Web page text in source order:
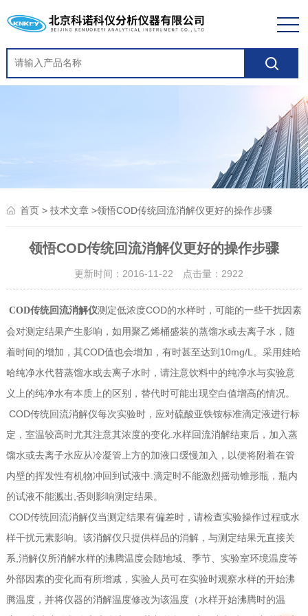
首页> 技术文章>领悟COD传统回流消解仪更好的操作步骤
领悟COD传统回流消解仪更好的操作步骤
更新时间：2016-11-22 点击量： 2922
COD传统回流消解仪测定低浓度COD的水样时，可能的一些干扰因素
会对测定结果产生影响，如用聚乙烯桶盛装的蒸馏水或去离子水，随
着时间的增加，其COD值也会增加，有时甚至达到10mg/L。采用娃哈
哈纯净水代替蒸馏水或去离子水时，请注意饮料中的纯净水与实验意
义上的纯净水有本质上的区别，替代时可能出现空白值增高的情况。
COD传统回流消解仪每次实验时，应对硫酸亚铁铵标准滴定液进行标
定，室温较高时尤其注意其浓度的变化.水样回流消解结束后，加入蒸
馏水或去离子水应从冷凝管上方的加液口缓慢加入，以便将附着在管
内壁的挥发性有机物冲回到试液中.滴定时不能激烈摇动锥形瓶，瓶内
的试液不能溅出,否则影响测定结果。
COD传统回流消解仪当测定结果有偏差时，请检查实验操作过程或水
样干扰元素影响。该消解仪只提供样品的消解，与测定结果无直接关
系,消解仪所消解水样的沸腾温度会随地域、季节、实验室环境温度等
外部因素的变化而有所增减，实验人员可在实验时观察水样的开始沸
腾温度，并将仪器的消解温度修改为该温度（水样开始沸腾时的温